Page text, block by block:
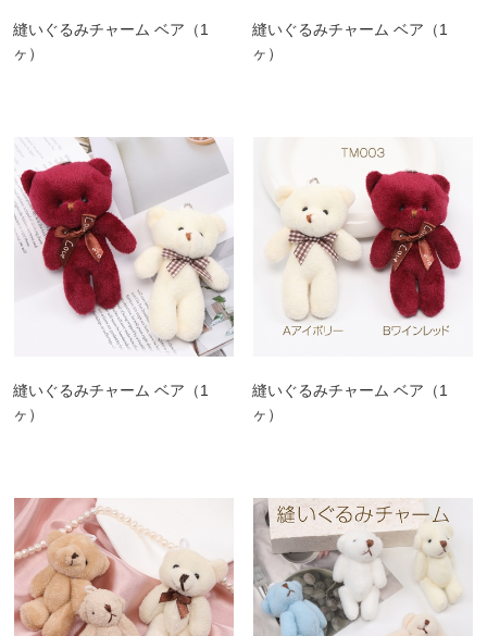
縫いぐるみチャーム ベア（1
ヶ）
縫いぐるみチャーム ベア（1
ヶ）
縫いぐるみチャーム ベア（1
ヶ）
縫いぐるみチャーム ベア（1
ヶ）